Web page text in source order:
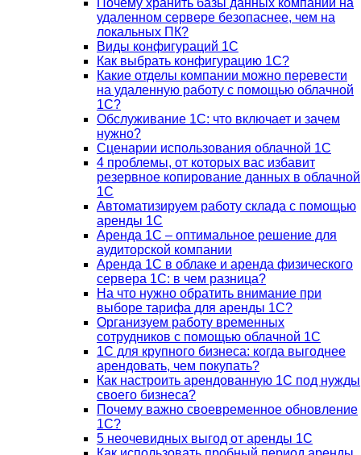
Почему хранить базы данных компании на
удаленном сервере безопаснее, чем на
локальных ПК?
Виды конфигураций 1С
Как выбрать конфигурацию 1С?
Какие отделы компании можно перевести
на удаленную работу с помощью облачной
1С?
Обслуживание 1С: что включает и зачем
нужно?
Сценарии использования облачной 1С
4 проблемы, от которых вас избавит
резервное копирование данных в облачной
1С
Автоматизируем работу склада с помощью
аренды 1С
Аренда 1С – оптимальное решение для
аудиторской компании
Аренда 1С в облаке и аренда физического
сервера 1С: в чем разница?
На что нужно обратить внимание при
выборе тарифа для аренды 1С?
Организуем работу временных
сотрудников с помощью облачной 1С
1С для крупного бизнеса: когда выгоднее
арендовать, чем покупать?
Как настроить арендованную 1С под нужды
своего бизнеса?
Почему важно своевременное обновление
1С?
5 неочевидных выгод от аренды 1С